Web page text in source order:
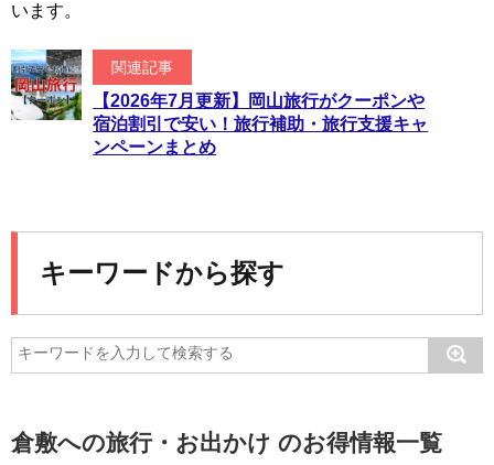
います。
関連記事
【2026年7月更新】岡山旅行がクーポンや
宿泊割引で安い！旅行補助・旅行支援キャ
ンペーンまとめ
キーワードから探す
倉敷への旅行・お出かけ のお得情報一覧